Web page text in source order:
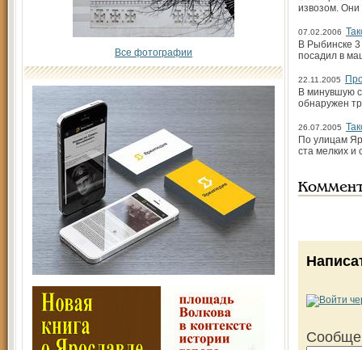
Все фотографии
извозом. Они
07.02.2006
В Рыбинске
посадил в
22.11.2005
В минувшую
обнаружен
26.07.2005
По улицам
ста мелких и